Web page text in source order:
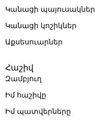
Կանացի պայուսակներ
Կանացի կոշիկներ
Աքսեսուարներ
Հաշիվ
Զամբյուղ
Իմ հաշիվը
Իմ պատվերները